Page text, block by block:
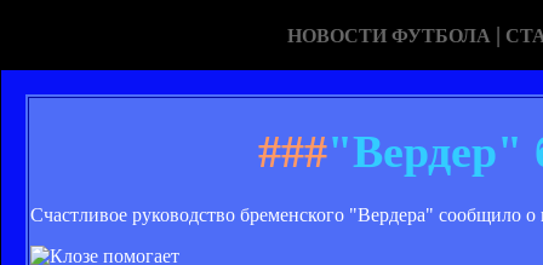
НОВОСТИ ФУТБОЛА |
###"Вердер"
Счастливое руководство бременского "Вердера" сообщило